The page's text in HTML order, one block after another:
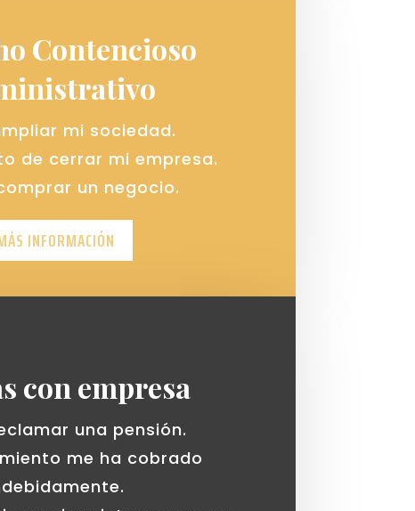
Contencioso
mi sociedad.
de cerrar mi empresa.
un negocio.
INFORMACIÓN
con empresa
una pensión.
me ha cobrado